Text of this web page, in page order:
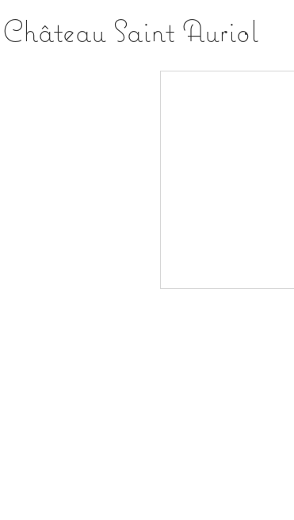
Château Saint Auriol